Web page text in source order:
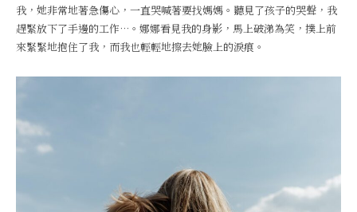
我，她非常地著急傷心，一直哭喊著要找媽媽。聽見了孩子的哭聲，我
趕緊放下了手邊的工作…。娜娜看見我的身影，馬上破涕為笑，撲上前
來緊緊地抱住了我，而我也輕輕地擦去她臉上的淚痕。